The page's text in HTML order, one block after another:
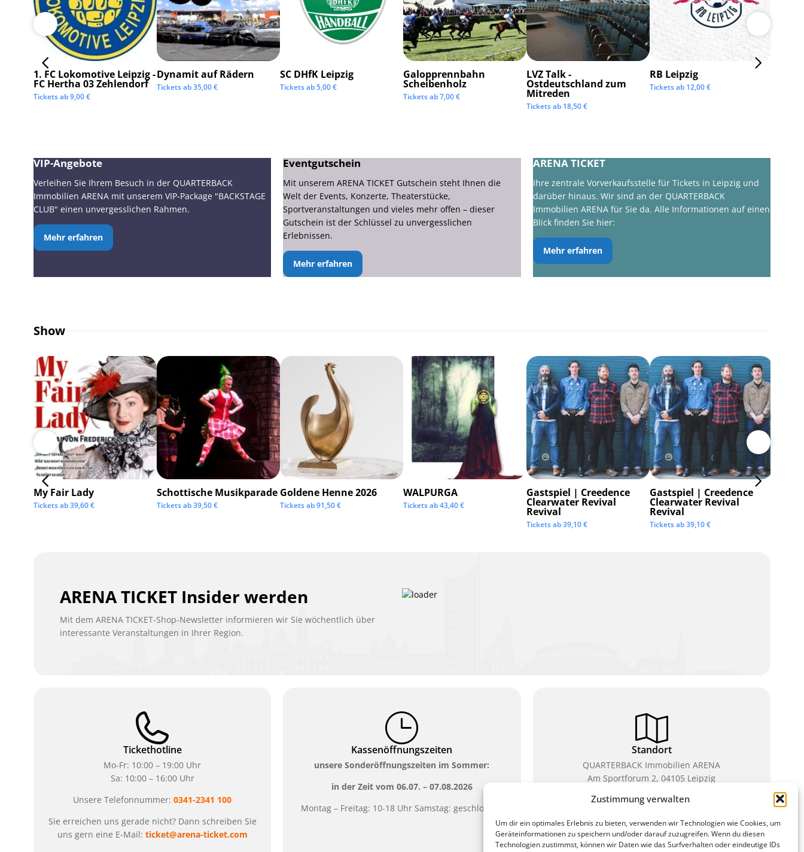
Zustimmung verwalten
Um dir ein optimales Erlebnis zu bieten, verwenden wir Technologien wie Cookies, um
Geräteinformationen zu speichern und/oder darauf zuzugreifen. Wenn du diesen
Technologien zustimmst, können wir Daten wie das Surfverhalten oder eindeutige IDs
1. FC Lokomotive Leipzig -
FC Hertha 03 Zehlendorf
Tickets ab9,00€
Dynamit auf Rädern
Tickets ab35,00€
SC DHfK Leipzig
Tickets ab5,00€
Galopprennbahn
Scheibenholz
Tickets ab7,00€
LVZ Talk -
Ostdeutschland zum
Mitreden
Tickets ab 18,50€
RB Leipzig
Tickets ab 12,00€
VIP-Angebote
Verleihen Sie Ihrem Besuch in der QUARTERBACK
Immobilien ARENA mit unserem VIP-Package "BACKSTAGE
CLUB" einen unvergesslichen Rahmen.
Mehr erfahren
Eventgutschein
Mit unserem ARENA TICKET Gutschein steht Ihnen die
Welt der Events, Konzerte, Theaterstücke,
Sportveranstaltungen und vieles mehr offen – dieser
Gutschein ist der Schlüssel zu unvergesslichen
Erlebnissen.
Mehr erfahren
ARENA TICKET
Ihre zentrale Vorverkaufsstelle für Tickets in Leipzig und
darüber hinaus. Wir sind an der QUARTERBACK
Immobilien ARENA für Sie da. Alle Informationen auf einen
Blick finden Sie hier:
Mehr erfahren
Show
My Fair Lady
Tickets ab39,60€
Schottische Musikparade
Tickets ab39,50€
Goldene Henne 2026
Tickets ab91,50€
WALPURGA
Tickets ab43,40€
Gastspiel | Creedence
Clearwater Revival
Revival
Tickets ab39,10€
Gastspiel | Creedence
Clearwater Revival
Revival
Tickets ab39,10€
ARENA TICKET Insider werden
Mit dem ARENA TICKET-Shop-Newsletter informieren wir Sie wöchentlich über
interessante Veranstaltungen in Ihrer Region.
Tickethotline
Mo-Fr: 10:00 – 19:00 Uhr
Sa: 10:00 – 16:00 Uhr
Unsere Telefonnummer:0341-2341 100
Sie erreichen uns gerade nicht? Dann schreiben Sie
uns gern eine E-Mail: ticket@arena-ticket.com
Kassenöffnungszeiten
unsere Sonderöffnungszeiten im Sommer:
in der Zeit vom 06.07. – 07.08.2026
Montag – Freitag: 10-18 Uhr Samstag: geschlossen
Standort
QUARTERBACK Immobilien ARENA
Am Sportforum 2, 04105 Leipzig
Sie erreichen uns mit dem Öffentlichen Nahverkehr:
Waldplatz/Arena. Kostenfreies Parken ist während
des Ticketkaufs möglich.